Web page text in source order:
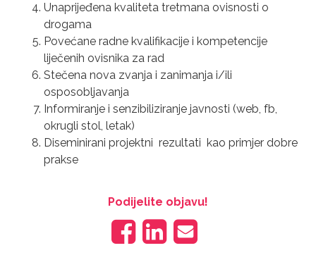
Unaprijeđena kvaliteta tretmana ovisnosti o
drogama
Povećane radne kvalifikacije i kompetencije
liječenih ovisnika za rad
Stečena nova zvanja i zanimanja i/ili
osposobljavanja
Informiranje i senzibiliziranje javnosti (web, fb,
okrugli stol, letak)
Diseminirani projektni rezultati kao primjer dobre
prakse
Podijelite objavu!